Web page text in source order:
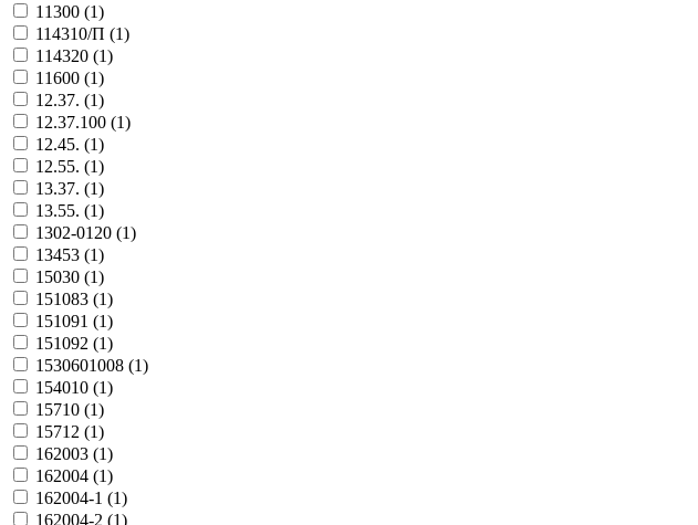
11300 (1)
114310/П (1)
114320 (1)
11600 (1)
12.37. (1)
12.37.100 (1)
12.45. (1)
12.55. (1)
13.37. (1)
13.55. (1)
1302-0120 (1)
13453 (1)
15030 (1)
151083 (1)
151091 (1)
151092 (1)
1530601008 (1)
154010 (1)
15710 (1)
15712 (1)
162003 (1)
162004 (1)
162004-1 (1)
162004-2 (1)